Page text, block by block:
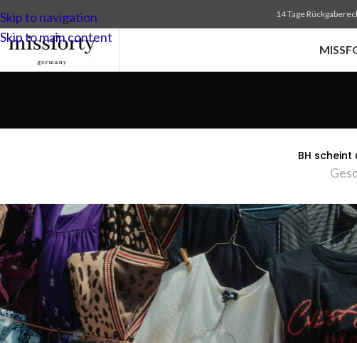
Skip to navigation
Skip to main content
14 Tage
BH